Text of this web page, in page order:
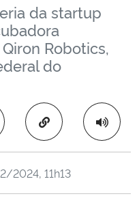
e Comunicações
da startup
Robotics,
do
Copiar para área
2024, 11h13